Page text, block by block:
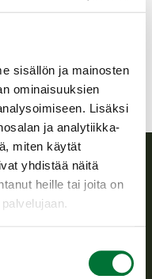
sisällön ja mainosten
ominaisuuksien
Lisäksi
ja analytiikka-
miten käytät
yhdistää näitä
heille tai joita on
julkisista